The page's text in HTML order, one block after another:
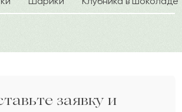
заботы. Изысканная цветочная
букета )
заявку и